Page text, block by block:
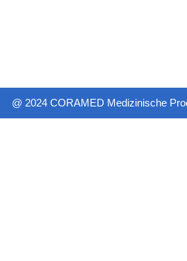
@ 2024 CORAMED Medizinische